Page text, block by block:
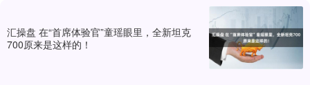
汇操盘 在“首席体验官”童瑶眼里，全新坦克
700原来是这样的！